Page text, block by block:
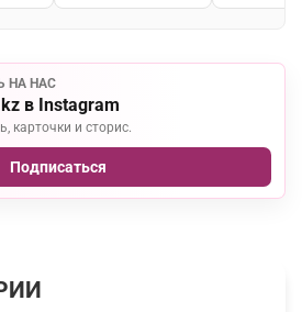
НА НАС
в Instagram
карточки и сторис.
Подписаться